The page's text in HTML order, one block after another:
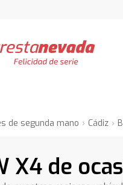
de segunda mano Cádiz
X4 de